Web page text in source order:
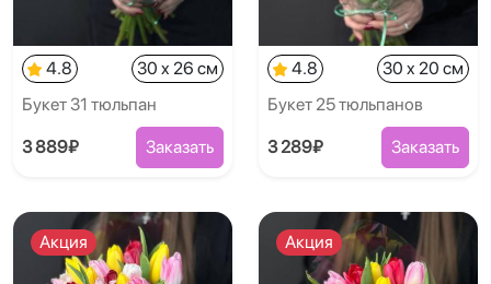
4.8
30 x 26 см
Букет 31 тюльпан
3 889₽ Заказать
4.8
30 x 20 см
Букет 25 тюльпанов
3 289₽ Заказать
Акция Акция